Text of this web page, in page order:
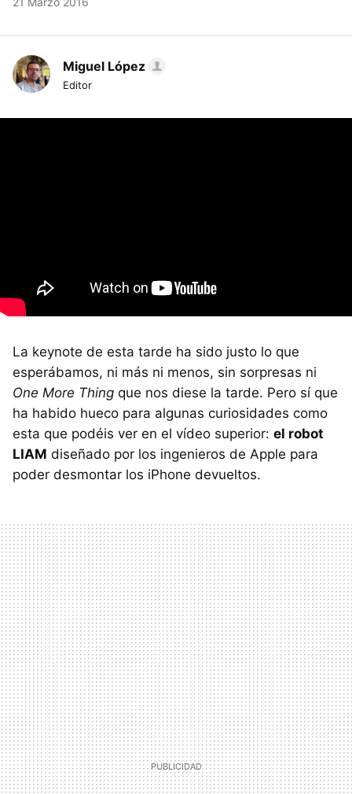
Miguel López
Editor
La keynote de esta tarde ha sido justo lo que
esperábamos, ni más ni menos, sin sorpresas ni
One More Thing que nos diese la tarde. Pero sí que
ha habido hueco para algunas curiosidades como
esta que podéis ver en el vídeo superior: el robot
LIAM diseñado por los ingenieros de Apple para
poder desmontar los iPhone devueltos.